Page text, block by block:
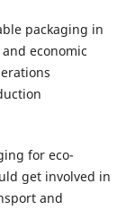
packaging in
economic
for eco-
get involved in
and